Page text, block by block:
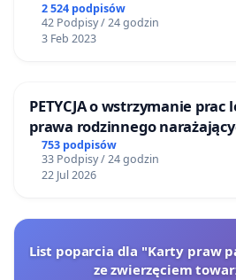
2 524 podpisów
42 Podpisy / 24 godzin
3 Feb 2023
PETYCJA o wstrzymanie prac
prawa
753 podpisów
33 Podpisy / 24 godzin
22 Jul 2026
List poparcia dla "Karty praw
ze zwierzęciem